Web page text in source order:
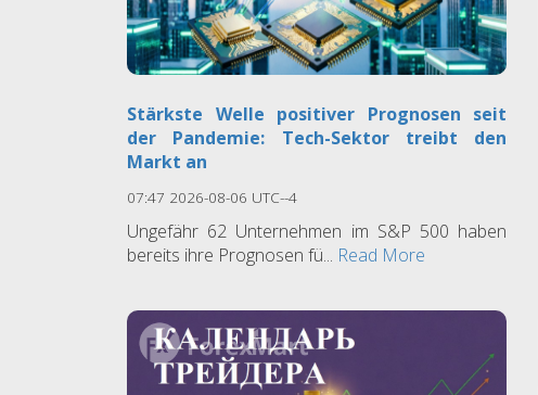
Stärkste Welle positiver Prognosen seit
der Pandemie: Tech-Sektor treibt den
Markt an
07:47 2026-08-06 UTC--4
Ungefähr 62 Unternehmen im S&P 500 haben
bereits ihre Prognosen fü... Read More